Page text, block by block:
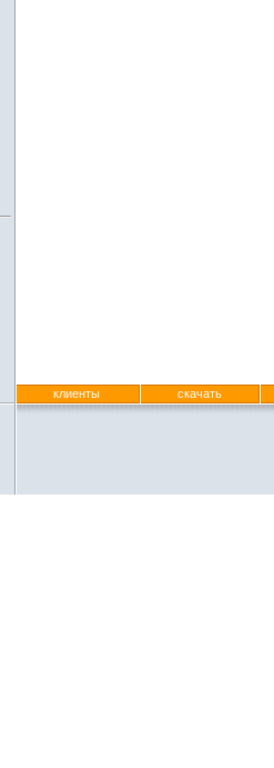
клиенты скачать